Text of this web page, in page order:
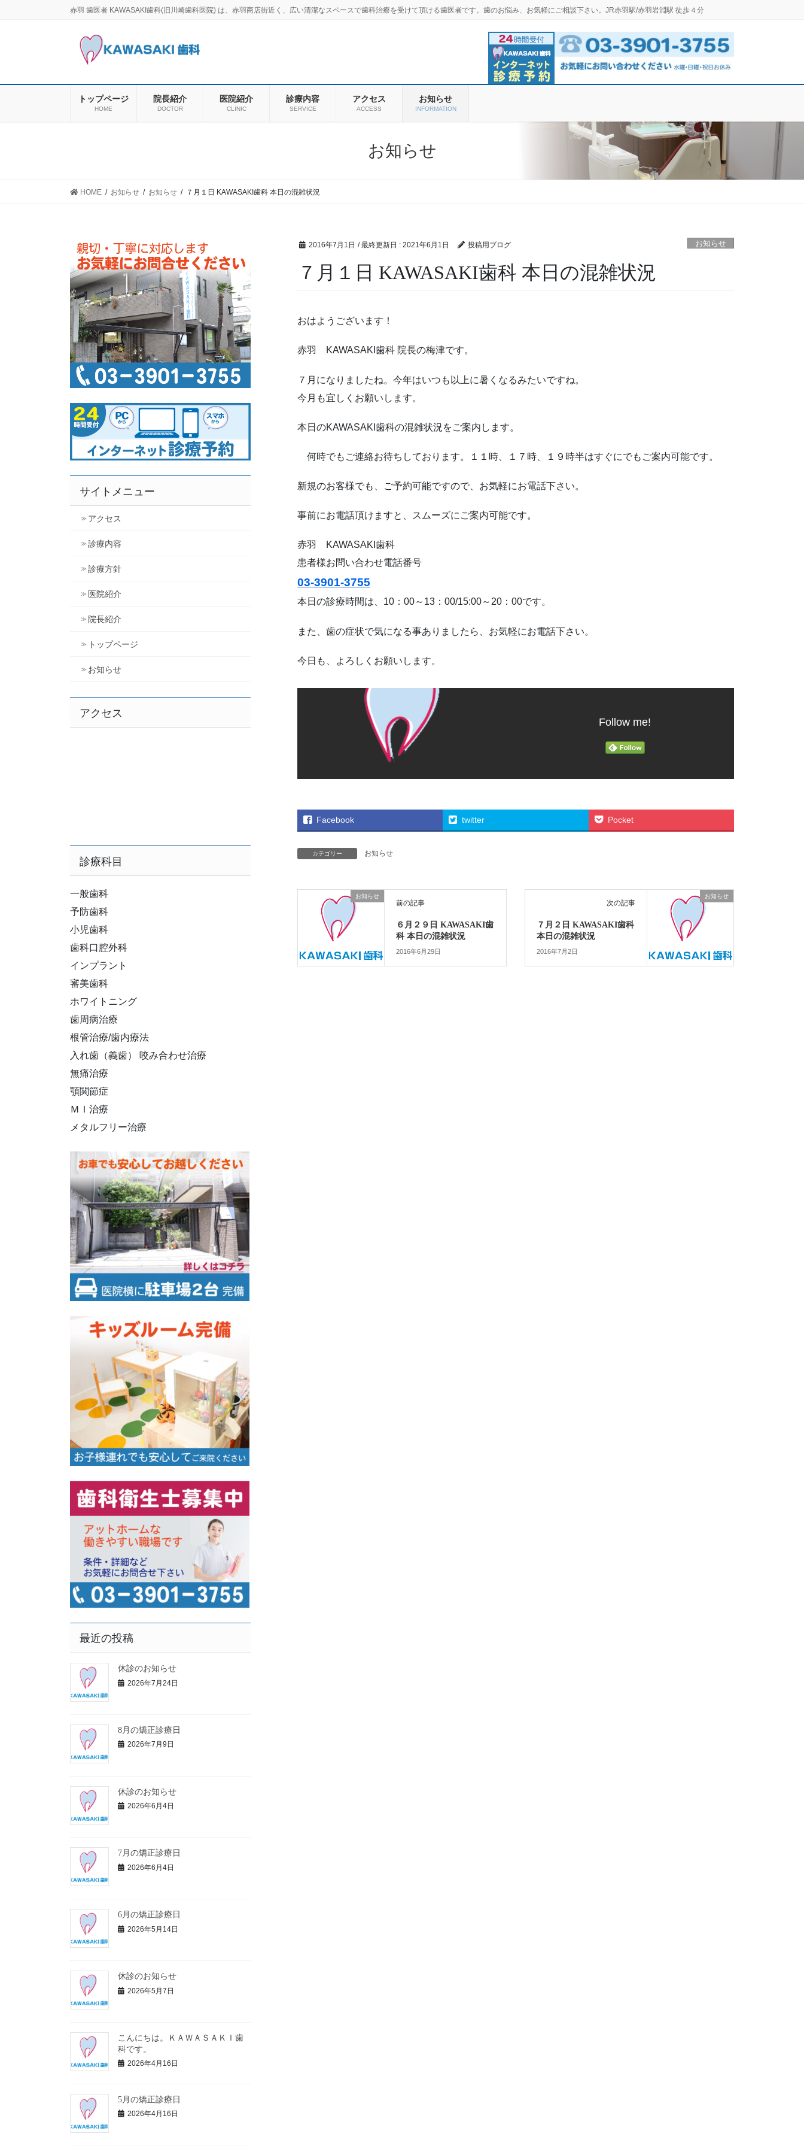
赤羽 歯医者 KAWASAKI歯科(旧川崎歯科医院) は、赤羽商店街近く、広い清潔なスペースで歯科治療を受けて頂ける歯医者です。歯のお悩み、お気軽にご相談下さい。JR赤羽駅/赤羽岩淵駅 徒歩４分
トップページ
HOME
院長紹介
DOCTOR
医院紹介
CLINIC
診療内容
SERVICE
アクセス
ACCESS
お知らせ
INFORMATION
お知らせ
HOME お知らせ お知らせ ７月１日 KAWASAKI歯科 本日の混雑状況
2016年7月1日 / 最終更新日 : 2021年6月1日 投稿用ブログ お知らせ
７月１日 KAWASAKI歯科 本日の混雑状況
おはようございます！
赤羽 KAWASAKI歯科 院長の梅津です。
７月になりましたね。今年はいつも以上に暑くなるみたいですね。
今月も宜しくお願いします。
本日のKAWASAKI歯科の混雑状況をご案内します。
何時でもご連絡お待ちしております。１１時、１７時、１９時半はすぐにでもご案内可能です。
新規のお客様でも、ご予約可能ですので、お気軽にお電話下さい。
事前にお電話頂けますと、スムーズにご案内可能です。
赤羽 KAWASAKI歯科
患者様お問い合わせ電話番号
03-3901-3755
本日の診療時間は、10：00～13：00/15:00～20：00です。
また、歯の症状で気になる事ありましたら、お気軽にお電話下さい。
今日も、よろしくお願いします。
Follow me!
Facebook twitter Pocket
カテゴリー お知らせ
お知らせ
前の記事
６月２９日 KAWASAKI歯
科 本日の混雑状況
2016年6月29日
お知らせ
次の記事
７月２日 KAWASAKI歯科
本日の混雑状況
2016年7月2日
サイトメニュー
アクセス
診療内容
診療方針
医院紹介
院長紹介
トップページ
お知らせ
アクセス
診療科目
一般歯科
予防歯科
小児歯科
歯科口腔外科
インプラント
審美歯科
ホワイトニング
歯周病治療
根管治療/歯内療法
入れ歯（義歯） 咬み合わせ治療
無痛治療
顎関節症
ＭＩ治療
メタルフリー治療
最近の投稿
休診のお知らせ
2026年7月24日
8月の矯正診療日
2026年7月9日
休診のお知らせ
2026年6月4日
7月の矯正診療日
2026年6月4日
6月の矯正診療日
2026年5月14日
休診のお知らせ
2026年5月7日
こんにちは。ＫＡＷＡＳＡＫＩ歯
科です。
2026年4月16日
5月の矯正診療日
2026年4月16日